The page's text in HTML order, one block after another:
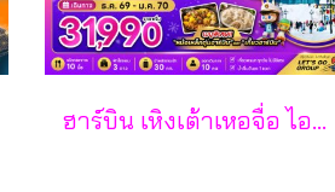
ฮาร์บิน เหิงเต้าเหอจื่อ ไอซ์ แอนด์ สโนว์ เวิล์ด 7 วัน 5 คืน-XJ